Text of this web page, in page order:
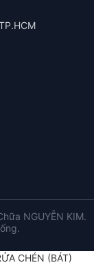
NGUYỄN KIM.
CHÉN (BÁT)